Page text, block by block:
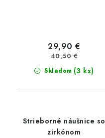
Skladom (3 ks)
29,90 €
40,50 €
Strieborné náušnice so
zirkónom